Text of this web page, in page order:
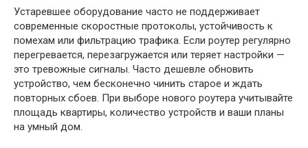
Устаревшее оборудование часто не поддерживает
современные скоростные протоколы, устойчивость к
помехам или фильтрацию трафика. Если роутер регулярно
перегревается, перезагружается или теряет настройки —
это тревожные сигналы. Часто дешевле обновить
устройство, чем бесконечно чинить старое и ждать
повторных сбоев. При выборе нового роутера учитывайте
площадь квартиры, количество устройств и ваши планы
на умный дом.